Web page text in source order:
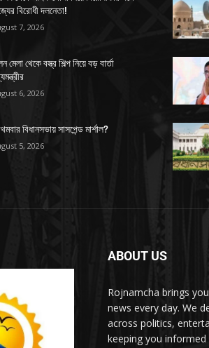
বিরোধী দলনেতা!
7, 2026
মেলা থেকে বস্ত্র শিল্প নিয়ে বড় বার্তা
6, 2026
বিধানসভায় সাসপেন্ড মার্শাল?
5, 2026
ABOUT US
Rojnamcha brings
news every day. We
across politics,
keeping you informed